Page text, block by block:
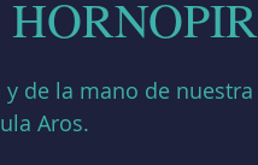
de la mano de nuestra
Aros.